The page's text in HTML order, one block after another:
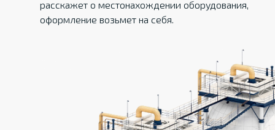
расскажет о местонахождении оборудования,
оформление возьмет на себя.